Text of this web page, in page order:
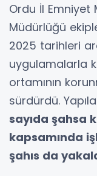
Ordu İl Emniyet
Müdürlüğü
2025 tarihleri
uygulamalarla
ortamının
sürdürdü.
sayıda şahsa
kapsamında
şahıs da